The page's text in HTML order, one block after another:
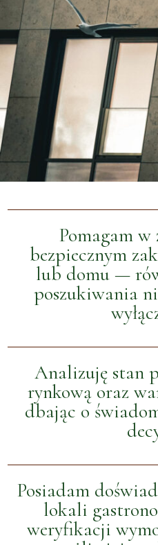
Pomagam
bezpiecznym
lub domu —
poszukiwania
Analizuję stan
rynkową oraz
dbając o
Posiadam
lokali
weryfikacji